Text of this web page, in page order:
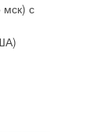
мск) с